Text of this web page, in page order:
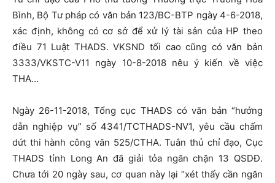
Bình, Bộ Tư pháp có văn bản 123/BC-BTP ngày 4-6-2018,
xác định, không có cơ sở để xử lý tài sản của HP theo
điều 71 Luật THADS. VKSND tối cao cũng có văn bản
3333/VKSTC-V11 ngày 10-8-2018 nêu ý kiến về việc
THA…
Ngày 26-11-2018, Tổng cục THADS có văn bản “hướng
dẫn nghiệp vụ” số 4341/TCTHADS-NV1, yêu cầu chấm
dứt thi hành công văn 525/CTHA. Tuân thủ chỉ đạo, Cục
THADS tỉnh Long An đã giải tỏa ngăn chặn 13 QSDĐ.
Chưa tới 20 ngày sau, cơ quan này lại “xét thấy cần ngăn